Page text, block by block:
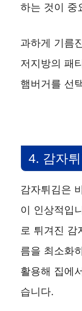
하는 것이 중
과하게 기름
저지방의 패
햄버거를 선
4. 감자
감자튀김은
이 인상적입
로 튀겨진 감
름을 최소화
활용해 집에
습니다.